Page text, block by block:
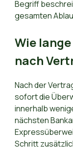
Begriff
gesamten
Wie
nach
Nach der
sofort die
innerhalb
nächsten
Schritt